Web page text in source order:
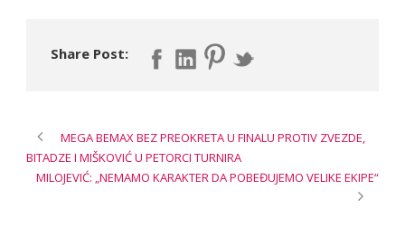
Share Post:
MEGA BEMAX BEZ PREOKRETA U FINALU PROTIV ZVEZDE,
BITADZE I MIŠKOVIĆ U PETORCI TURNIRA
MILOJEVIĆ: „NEMAMO KARAKTER DA POBEĐUJEMO VELIKE EKIPE“